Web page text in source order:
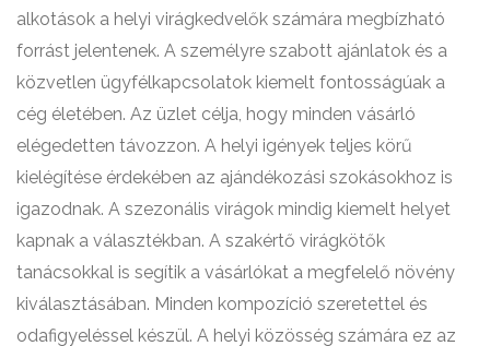
alkotások a helyi virágkedvelők számára megbízható
forrást jelentenek. A személyre szabott ajánlatok és a
közvetlen ügyfélkapcsolatok kiemelt fontosságúak a
cég életében. Az üzlet célja, hogy minden vásárló
elégedetten távozzon. A helyi igények teljes körű
kielégítése érdekében az ajándékozási szokásokhoz is
igazodnak. A szezonális virágok mindig kiemelt helyet
kapnak a választékban. A szakértő virágkötők
tanácsokkal is segítik a vásárlókat a megfelelő növény
kiválasztásában. Minden kompozíció szeretettel és
odafigyeléssel készül. A helyi közösség számára ez az